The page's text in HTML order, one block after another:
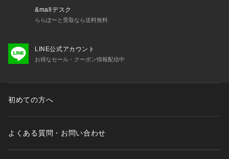
&mallデスク
ららぽーと受取なら送料無料
LINE公式アカウント
お得なセール・クーポン情報配信中
初めての方へ
よくある質問・お問い合わせ